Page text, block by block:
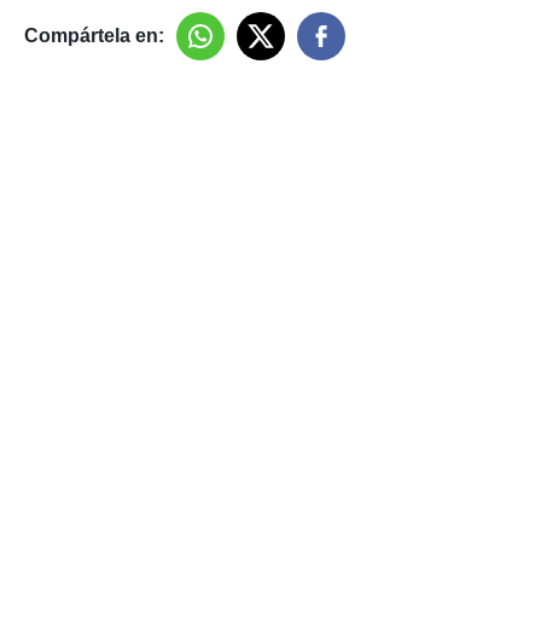
Compártela en: